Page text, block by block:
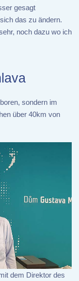
gesagt
das zu ändern.
noch dazu wo ich
sondern im
über 40km von
dem Direktor des